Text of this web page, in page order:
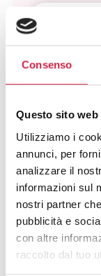
Consenso
Questo sito
Utilizziamo i
annunci, per
analizzare il
informazioni sul
nostri partner
pubblicità e
con altre
raccolto dal tuo
Come
Quali
Hai avuto
struttura e